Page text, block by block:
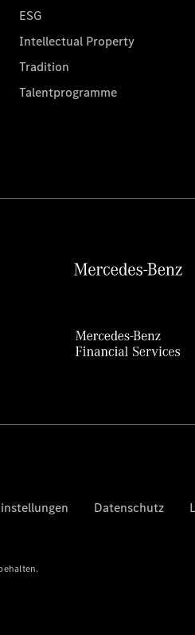
ESG
Intellectual Property
Tradition
Talentprogramme
Datenschutz